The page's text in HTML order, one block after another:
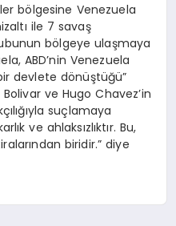
bölgesine Venezuela
ile 7 savaş
bölgeye ulaşmaya
ABD’nin Venezuela
devlete dönüştüğü”
ve Hugo Chavez’in
suçlamaya
ve ahlaksızlıktır. Bu,
biridir.” diye